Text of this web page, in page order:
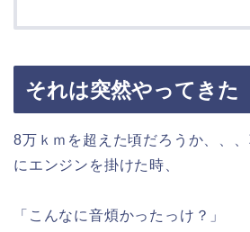
それは突然やってきた
8万ｋｍを超えた頃だろうか、、
にエンジンを掛けた時、
「こんなに音煩かったっけ？」